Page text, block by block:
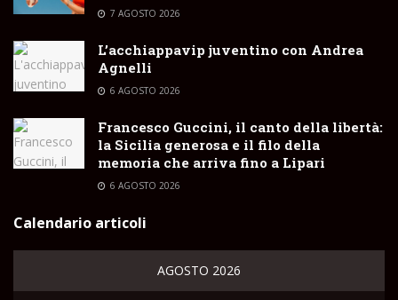
7 AGOSTO 2026
L’acchiappavip juventino con Andrea
Agnelli
6 AGOSTO 2026
Francesco Guccini, il canto della libertà:
la Sicilia generosa e il filo della
memoria che arriva fino a Lipari
6 AGOSTO 2026
Calendario articoli
AGOSTO 2026